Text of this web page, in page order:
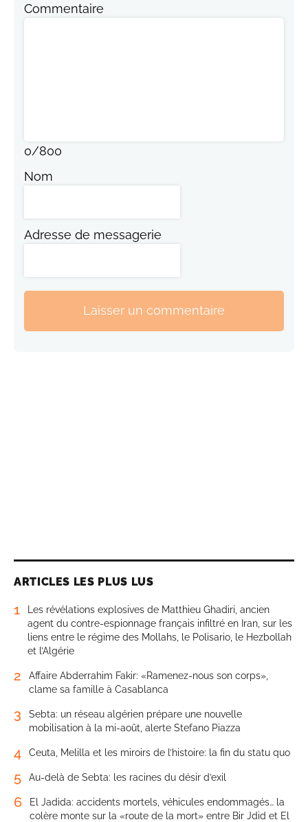
Commentaire
0/800
Nom
Adresse de messagerie
Laisser un commentaire
ARTICLES LES PLUS LUS
1
Les révélations explosives de Matthieu Ghadiri, ancien
agent du contre-espionnage français infiltré en Iran, sur les
liens entre le régime des Mollahs, le Polisario, le Hezbollah
et l’Algérie
2
Affaire Abderrahim Fakir: «Ramenez-nous son corps»,
clame sa famille à Casablanca
3
Sebta: un réseau algérien prépare une nouvelle
mobilisation à la mi-août, alerte Stefano Piazza
4 Ceuta, Melilla et les miroirs de l’histoire: la fin du statu quo
5 Au-delà de Sebta: les racines du désir d’exil
6
El Jadida: accidents mortels, véhicules endommagés… la
colère monte sur la «route de la mort» entre Bir Jdid et El